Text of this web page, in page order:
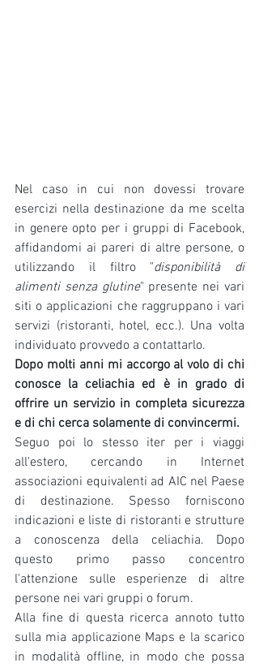
Nel caso in cui non dovessi trovare
esercizi nella destinazione da me scelta
in genere opto per i gruppi di Facebook,
affidandomi ai pareri di altre persone, o
utilizzando il filtro "disponibilità di
alimenti senza glutine" presente nei vari
siti o applicazioni che raggruppano i vari
servizi (ristoranti, hotel, ecc.). Una volta
individuato provvedo a contattarlo.
Dopo molti anni mi accorgo al volo di chi
conosce la celiachia ed è in grado di
offrire un servizio in completa sicurezza
e di chi cerca solamente di convincermi.
Seguo poi lo stesso iter per i viaggi
all'estero, cercando in Internet
associazioni equivalenti ad AIC nel Paese
di destinazione. Spesso forniscono
indicazioni e liste di ristoranti e strutture
a conoscenza della celiachia. Dopo
questo primo passo concentro
l'attenzione sulle esperienze di altre
persone nei vari gruppi o forum.
Alla fine di questa ricerca annoto tutto
sulla mia applicazione Maps e la scarico
in modalità offline, in modo che possa